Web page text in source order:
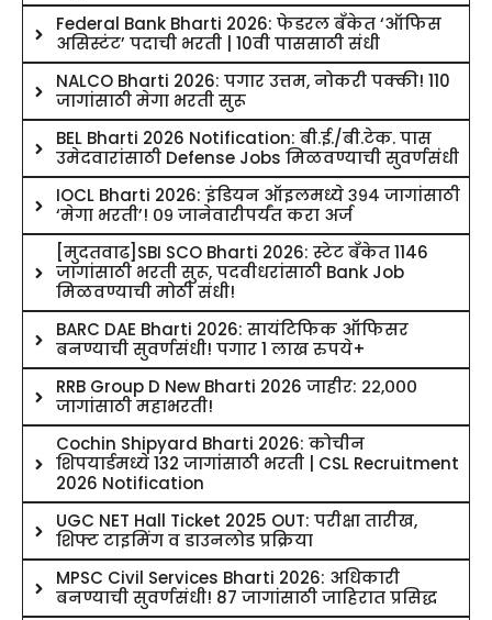
Federal Bank Bharti 2026: फेडरल बँकेत ‘ऑफिस
असिस्टंट’ पदाची भरती | 10वी पाससाठी संधी
NALCO Bharti 2026: पगार उत्तम, नोकरी पक्की! 110
जागांसाठी मेगा भरती सुरू
BEL Bharti 2026 Notification: बी.ई./बी.टेक. पास
उमेदवारांसाठी Defense Jobs मिळवण्याची सुवर्णसंधी
IOCL Bharti 2026: इंडियन ऑइलमध्ये ३९४ जागांसाठी
‘मेगा भरती’! ०९ जानेवारीपर्यंत करा अर्ज
[मुदतवाढ]SBI SCO Bharti 2026: स्टेट बँकेत 1146
जागांसाठी भरती सुरू, पदवीधरांसाठी Bank Job
मिळवण्याची मोठी संधी!
BARC DAE Bharti 2026: सायंटिफिक ऑफिसर
बनण्याची सुवर्णसंधी! पगार 1 लाख रुपये+
RRB Group D New Bharti 2026 जाहीर: २२,०००
जागांसाठी महाभरती!
Cochin Shipyard Bharti 2026: कोचीन
शिपयार्डमध्ये 132 जागांसाठी भरती | CSL Recruitment
2026 Notification
UGC NET Hall Ticket 2025 OUT: परीक्षा तारीख,
शिफ्ट टाइमिंग व डाउनलोड प्रक्रिया
MPSC Civil Services Bharti 2026: अधिकारी
बनण्याची सुवर्णसंधी! 87 जागांसाठी जाहिरात प्रसिद्ध